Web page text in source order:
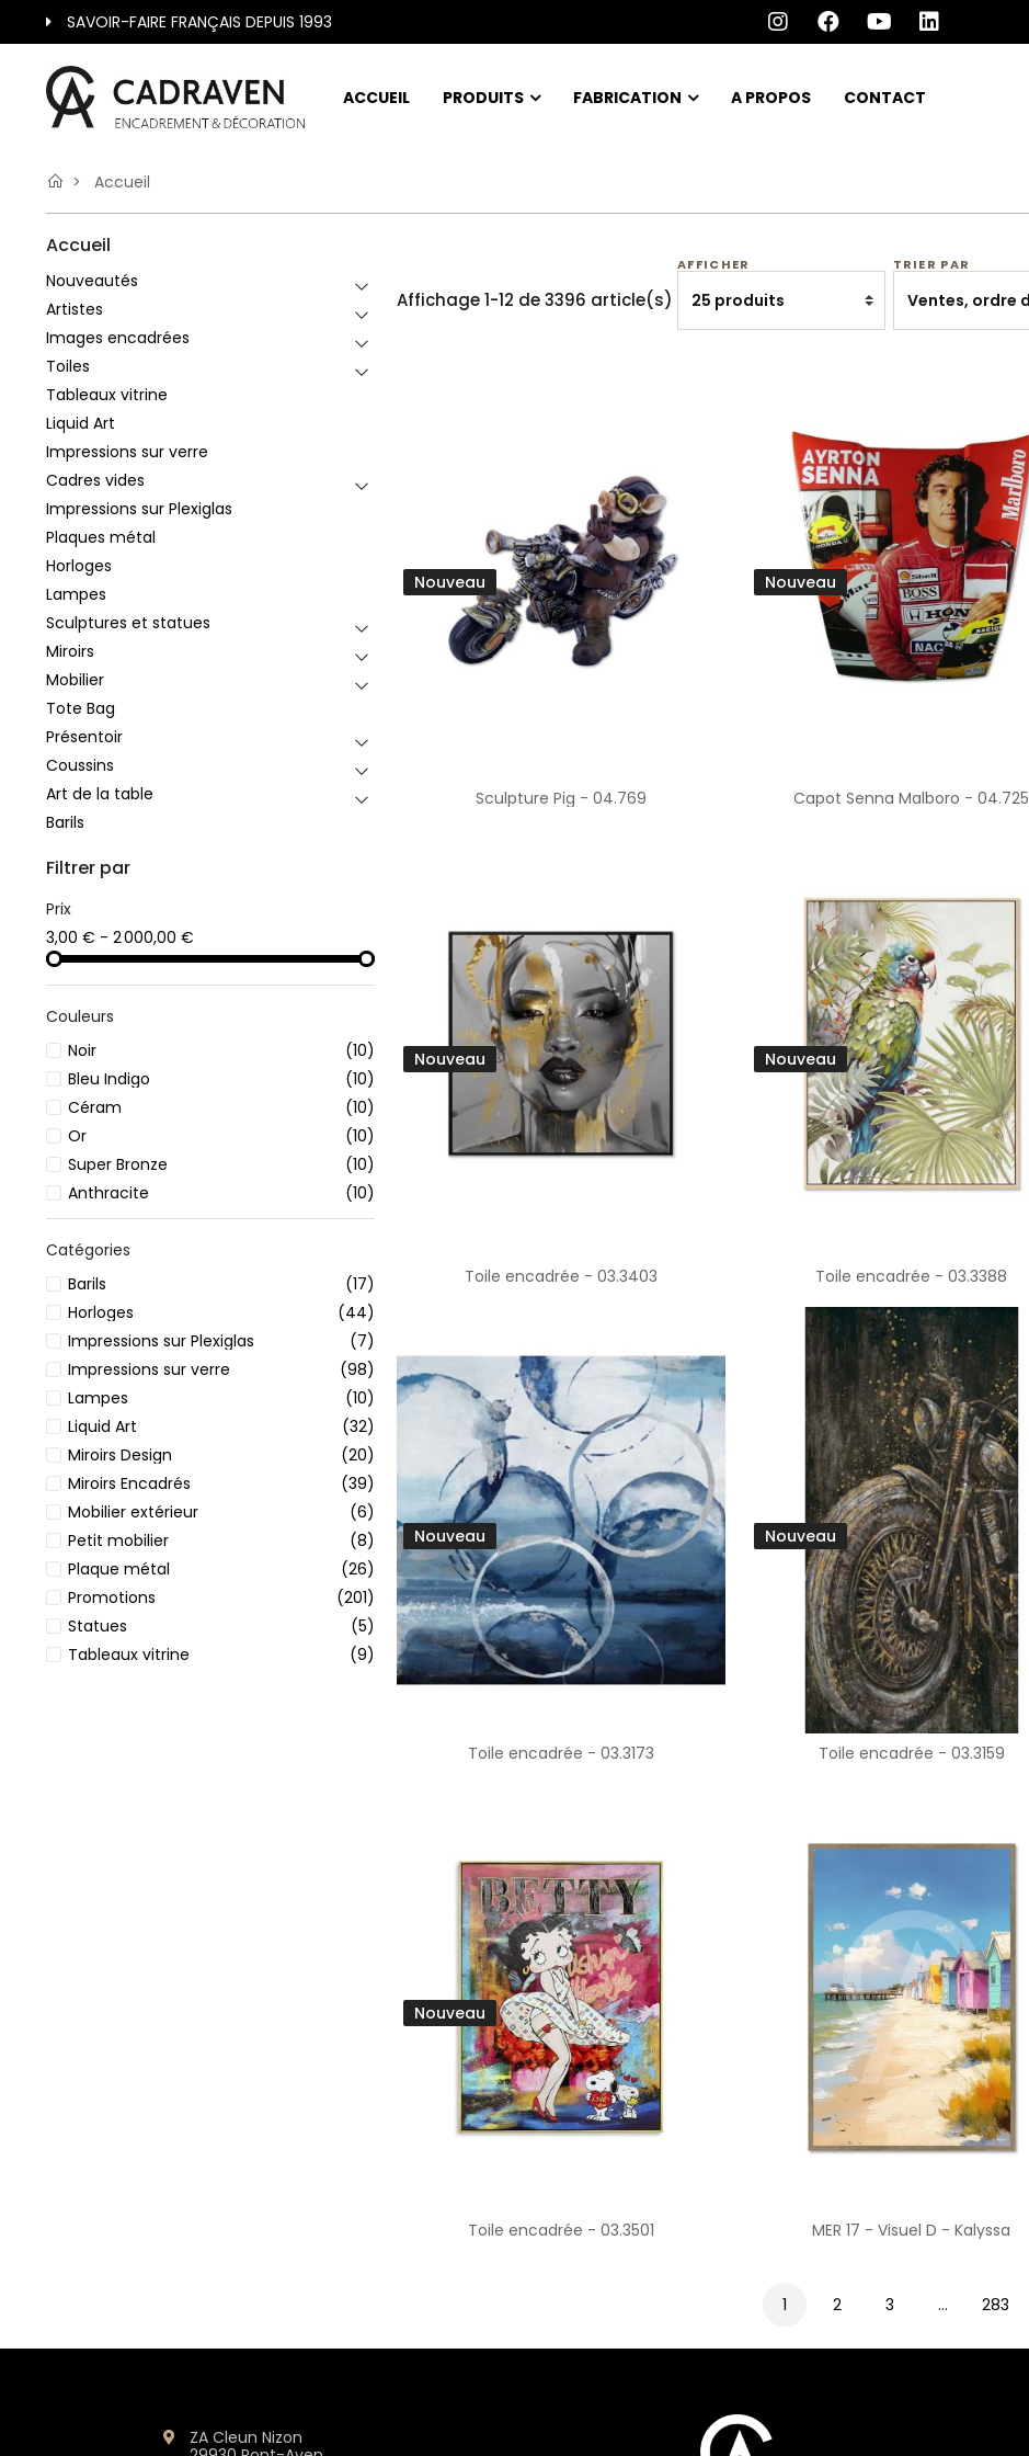
SAVOIR-FAIRE FRANÇAIS DEPUIS 1993
ACCUEIL PRODUITS FABRICATION A PROPOS CONTACT
Accueil
Accueil
Nouveautés
Artistes
Images encadrées
Toiles
Tableaux vitrine
Liquid Art
Impressions sur verre
Cadres vides
Impressions sur Plexiglas
Plaques métal
Horloges
Lampes
Sculptures et statues
Miroirs
Mobilier
Tote Bag
Présentoir
Coussins
Art de la table
Barils
Filtrer par
Prix
3,00 € - 2 000,00 €
Couleurs
Noir
(10)
Bleu Indigo
(10)
Céram
(10)
Or
(10)
Super Bronze
(10)
Anthracite
(10)
Catégories
Barils
(17)
Horloges
(44)
Impressions sur Plexiglas
(7)
Impressions sur verre
(98)
Lampes
(10)
Liquid Art
(32)
Miroirs Design
(20)
Miroirs Encadrés
(39)
Mobilier extérieur
(6)
Petit mobilier
(8)
Plaque métal
(26)
Promotions
(201)
Statues
(5)
Tableaux vitrine
(9)
Affichage 1-12 de 3396 article(s)
AFFICHER TRIER PAR
Nouveau
Sculpture Pig - 04.769
Nouveau
Capot Senna Malboro - 04.725
Nouveau
Toile encadrée - 03.3403
Nouveau
Toile encadrée - 03.3388
Nouveau
Toile encadrée - 03.3173
Nouveau
Toile encadrée - 03.3159
Nouveau
Toile encadrée - 03.3501 MER 17 - Visuel D - Kalyssa
1 2 3 … 283
ZA Cleun Nizon